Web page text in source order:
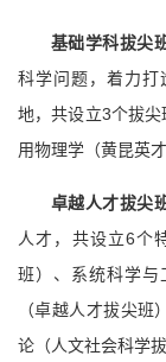
基础学科拔尖班
科学问题，着力打
地，共设立3个拔
用物理学（黄昆英
卓越人才拔尖班
人才，共设立6个
班）、系统科学与
（卓越人才拔尖
论（人文社会科学